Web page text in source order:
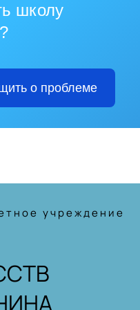
школу
о проблеме
учреждение